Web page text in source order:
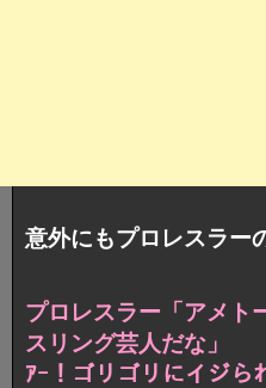
意外にもプロレスラー
プロレスラー「アメト
スリング芸人だな」
ｱｰ！ゴリゴリにイジ